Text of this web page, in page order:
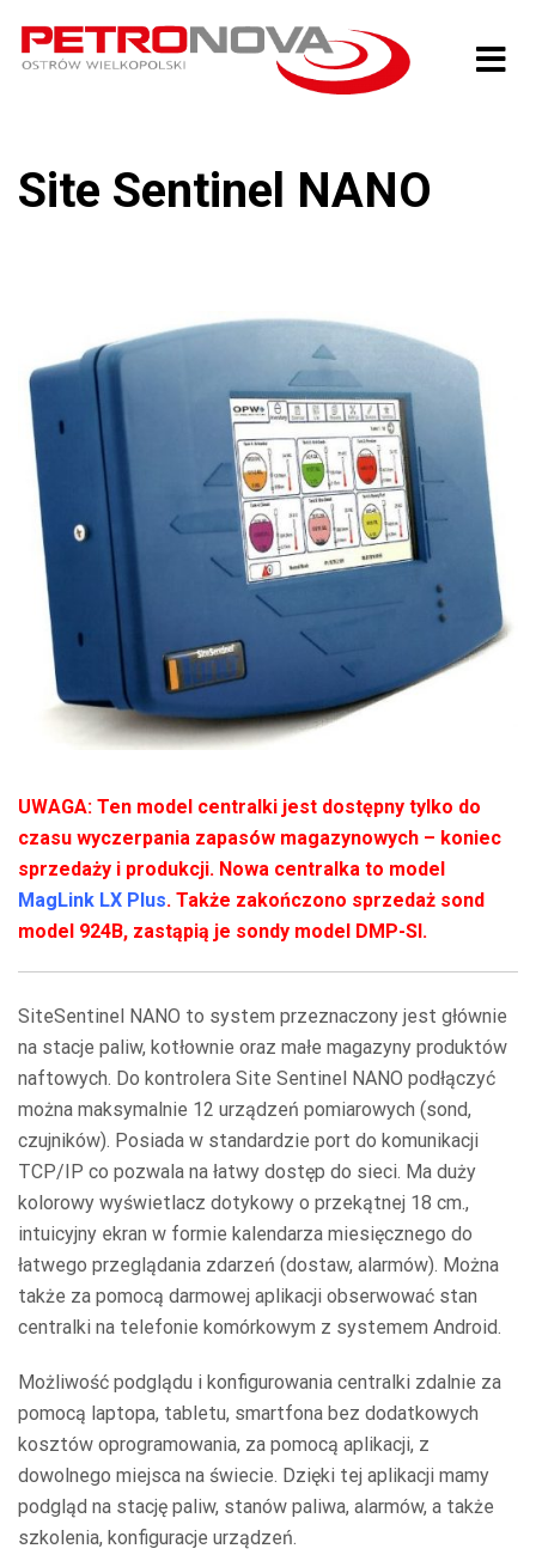
Site Sentinel NANO
UWAGA: Ten model centralki jest dostępny tylko do
czasu wyczerpania zapasów magazynowych – koniec
sprzedaży i produkcji. Nowa centralka to model
MagLink LX Plus. Także zakończono sprzedaż sond
model 924B, zastąpią je sondy model DMP-SI.
SiteSentinel NANO to system przeznaczony jest głównie
na stacje paliw, kotłownie oraz małe magazyny produktów
naftowych. Do kontrolera Site Sentinel NANO podłączyć
można maksymalnie 12 urządzeń pomiarowych (sond,
czujników). Posiada w standardzie port do komunikacji
TCP/IP co pozwala na łatwy dostęp do sieci. Ma duży
kolorowy wyświetlacz dotykowy o przekątnej 18 cm.,
intuicyjny ekran w formie kalendarza miesięcznego do
łatwego przeglądania zdarzeń (dostaw, alarmów). Można
także za pomocą darmowej aplikacji obserwować stan
centralki na telefonie komórkowym z systemem Android.
Możliwość podglądu i konfigurowania centralki zdalnie za
pomocą laptopa, tabletu, smartfona bez dodatkowych
kosztów oprogramowania, za pomocą aplikacji, z
dowolnego miejsca na świecie. Dzięki tej aplikacji mamy
podgląd na stację paliw, stanów paliwa, alarmów, a także
szkolenia, konfiguracje urządzeń.